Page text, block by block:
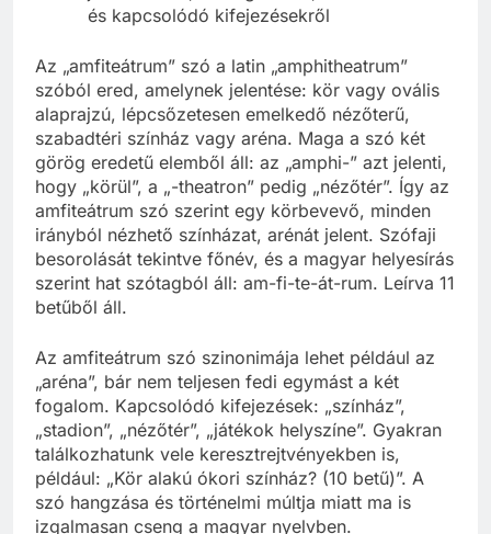
jellemzőkről, szótagolásról, szinonimákról
Az „amfiteátrum” szó a latin „amphitheatrum”
szóból ered, amelynek jelentése: kör vagy ovális
alaprajzú, lépcsőzetesen emelkedő nézőterű,
szabadtéri színház vagy aréna. Maga a szó két
görög eredetű elemből áll: az „amphi-” azt jelenti,
hogy „körül”, a „-theatron” pedig „nézőtér”. Így az
amfiteátrum szó szerint egy körbevevő, minden
irányból nézhető színházat, arénát jelent. Szófaji
besorolását tekintve főnév, és a magyar helyesírás
szerint hat szótagból áll: am-fi-te-át-rum. Leírva 11
Az amfiteátrum szó szinonimája lehet például az
„aréna”, bár nem teljesen fedi egymást a két
fogalom. Kapcsolódó kifejezések: „színház”,
„stadion”, „nézőtér”, „játékok helyszíne”. Gyakran
találkozhatunk vele keresztrejtvényekben is,
például: „Kör alakú ókori színház? (10 betű)”. A
szó hangzása és történelmi múltja miatt ma is